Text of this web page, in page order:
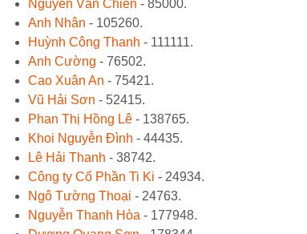
Nguyễn Văn Chiển - 85000.
Anh Nhân - 105260.
Huỳnh Công Thanh - 111111.
Anh Cường - 76502.
Cao Xuân An - 75421.
Vũ Hải Sơn - 52415.
Phan Thị Hồng Lê - 138765.
Khoi Nguyễn Đình - 44435.
Lê Hải Thanh - 38742.
Công ty Cổ Phần Ti Ki - 24934.
Ngô Tường Thoại - 24763.
Nguyễn Thanh Hòa - 177948.